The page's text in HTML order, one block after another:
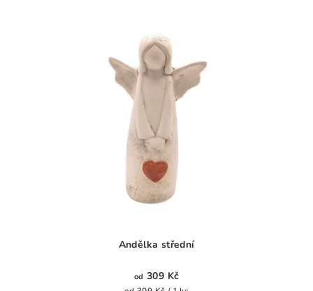
Andělka střední
od 309 Kč